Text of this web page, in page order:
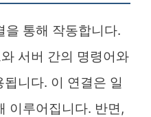
을 통해 작동합니다.
서버 간의 명령어와
니다. 이 연결은 일
이루어집니다. 반면,